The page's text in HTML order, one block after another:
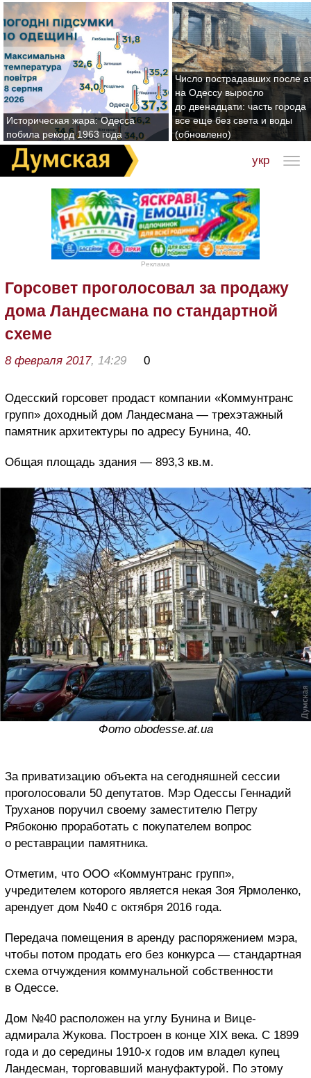
Историческая жара: Одесса
побила рекорд 1963 года
Число пострадавших после
на Одессу выросло
до двенадцати: часть города
все еще без света и воды
(обновлено)
укр
Реклама
Горсовет проголосовал за продажу
дома Ландесмана по стандартной
схеме
8 февраля 2017, 14:29 0
Одесский горсовет продаст компании «Коммунтранс
групп» доходный дом Ландесмана — трехэтажный
памятник архитектуры по адресу Бунина, 40.
Общая площадь здания — 893,3 кв.м.
Фото obodesse.at.ua
За приватизацию объекта на сегодняшней сессии
проголосовали 50 депутатов. Мэр Одессы Геннадий
Труханов поручил своему заместителю Петру
Рябоконю проработать с покупателем вопрос
о реставрации памятника.
Отметим, что ООО «Коммунтранс групп»,
учредителем которого является некая Зоя Ярмоленко,
арендует дом №40 с октября 2016 года.
Передача помещения в аренду распоряжением мэра,
чтобы потом продать его без конкурса — стандартная
схема отчуждения коммунальной собственности
в Одессе.
Дом №40 расположен на углу Бунина и Вице-
адмирала Жукова. Построен в конце XIX века. С 1899
года и до середины 1910-х годов им владел купец
Ландесман, торговавший мануфактурой. По этому